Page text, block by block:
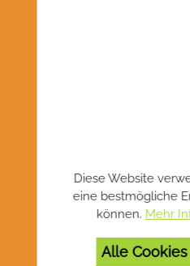
Diese Website
eine bestmögliche
können. Mehr
Alle